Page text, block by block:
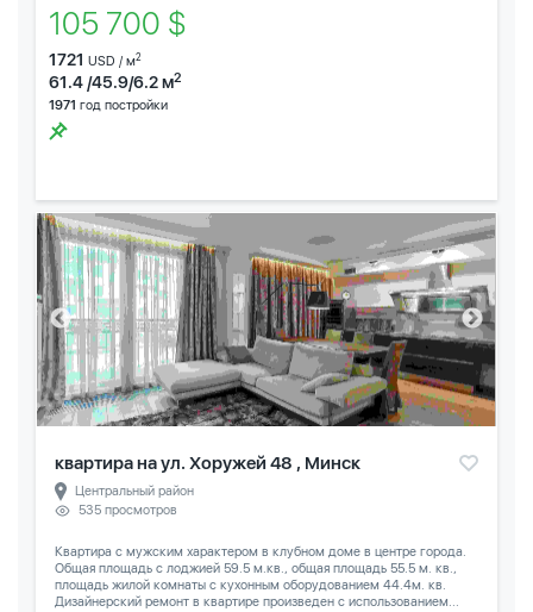
105 700 $
1721 USD / м2
61.4 /45.9/6.2 м2
1971 год постройки
квартира на ул. Хоружей 48 , Минск
Центральный район
535 просмотров
Квартира с мужским характером в клубном доме в центре города.
Общая площадь с лоджией 59.5 м.кв., общая площадь 55.5 м. кв.,
площадь жилой комнаты с кухонным оборудованием 44.4м. кв.
Дизайнерский ремонт в квартире произведен с использованием...